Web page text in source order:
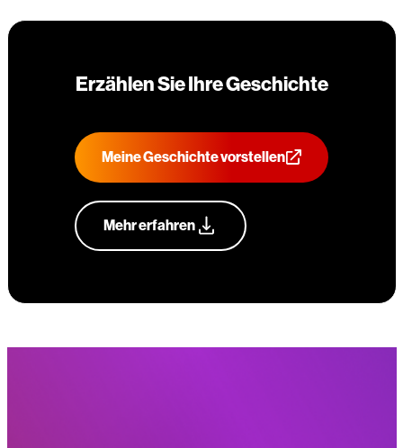
Erzählen Sie Ihre Geschichte
Meine Geschichte vorstellen
Mehr erfahren